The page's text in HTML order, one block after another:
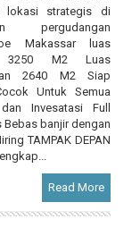
3250 M2 Luas
2640 M2 Siap
Untuk Semua
Invesatasi Full
Bebas banjir dengan
TAMPAK DEPAN
Read More